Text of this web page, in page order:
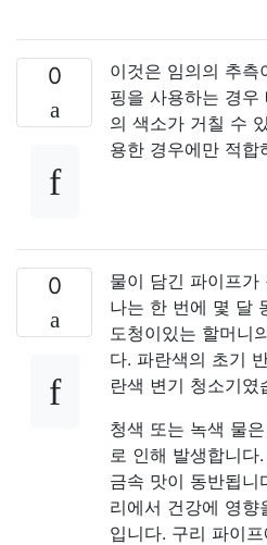
0
이것은 임의의 추
핑을 사용하는 경
의 색소가 거칠 수
용한 경우에만 적합
0
물이 담긴 파이프가
나는 한 번에 몇 달
도청이있는 할머니
다. 파란색의 초기
란색 변기 청소기였
청색 또는 녹색 물
로 인해 발생합니
금속 맛이 동반됩니
리에서 건강에 영향
입니다. 구리 파이